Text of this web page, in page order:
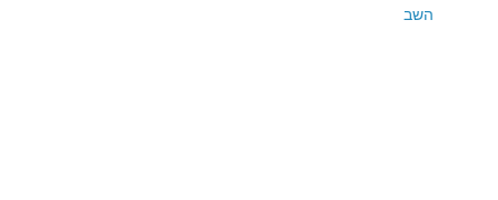
השב